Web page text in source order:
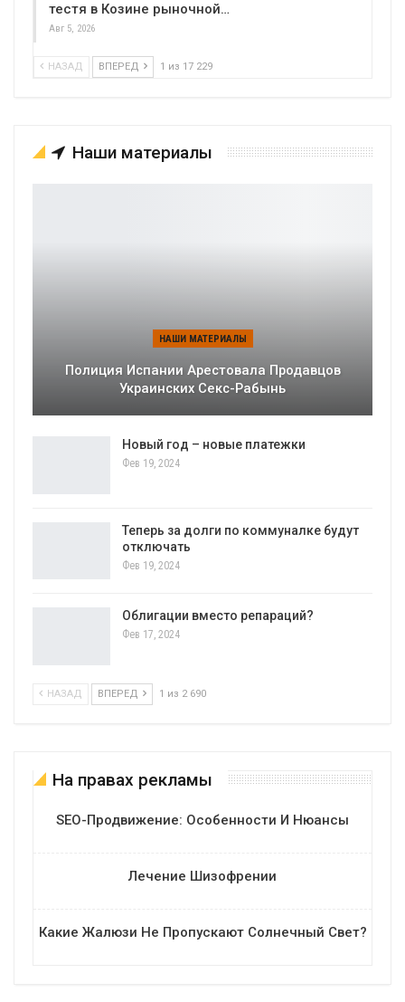
тестя в Козине рыночной…
Авг 5, 2026
НАЗАД ВПЕРЕД 1 из 17 229
Наши материалы
НАШИ МАТЕРИАЛЫ
Полиция Испании Арестовала Продавцов
Украинских Секс-Рабынь
Новый год – новые платежки
Фев 19, 2024
Теперь за долги по коммуналке будут
отключать
Фев 19, 2024
Облигации вместо репараций?
Фев 17, 2024
НАЗАД ВПЕРЕД 1 из 2 690
На правах рекламы
SEO-Продвижение: Особенности И Нюансы
Лечение Шизофрении
Какие Жалюзи Не Пропускают Солнечный Свет?